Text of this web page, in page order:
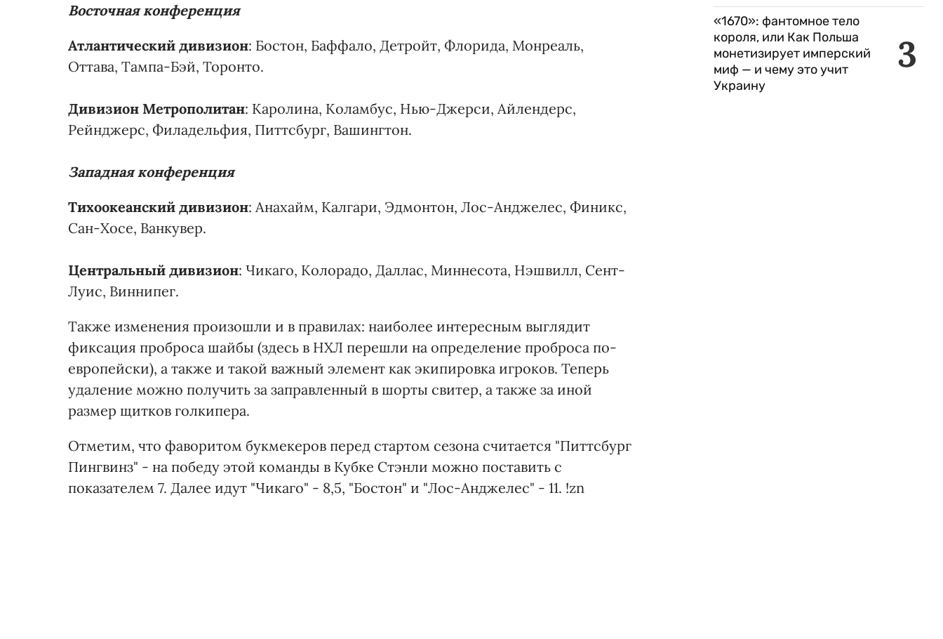
Восточная конференция
Атлантический дивизион: Бостон, Баффало, Детройт, Флорида, Монреаль,
Оттава, Тампа-Бэй, Торонто.
Дивизион Метрополитан: Каролина, Коламбус, Нью-Джерси, Айлендерс,
Рейнджерс, Филадельфия, Питтсбург, Вашингтон.
Западная конференция
Тихоокеанский дивизион: Анахайм, Калгари, Эдмонтон, Лос-Анджелес, Финикс,
Сан-Хосе, Ванкувер.
Центральный дивизион: Чикаго, Колорадо, Даллас, Миннесота, Нэшвилл, Сент-
Луис, Виннипег.
Также изменения произошли и в правилах: наиболее интересным выглядит
фиксация проброса шайбы (здесь в НХЛ перешли на определение проброса по-
европейски), а также и такой важный элемент как экипировка игроков. Теперь
удаление можно получить за заправленный в шорты свитер, а также за иной
размер щитков голкипера.
Отметим, что фаворитом букмекеров перед стартом сезона считается "Питтсбург
Пингвинз" - на победу этой команды в Кубке Стэнли можно поставить с
показателем 7. Далее идут "Чикаго" - 8,5, "Бостон" и "Лос-Анджелес" - 11. !zn
3
«1670»: фантомное тело
короля, или Как Польша
монетизирует имперский
миф — и чему это учит
Украину